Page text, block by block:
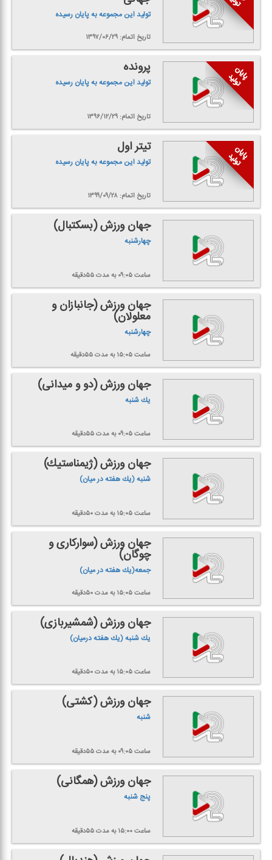
تولید این مجموعه به پایان رسیده
تاریخ اتمام: ۱۳۹۷/۰۶/۲۹
پرونده
تولید این مجموعه به پایان رسیده
تاریخ اتمام: ۱۳۹۶/۱۲/۲۹
تیتر اول
تولید این مجموعه به پایان رسیده
تاریخ اتمام: ۱۳۹۹/۰۹/۲۸
جهان ورزش (بسكتبال)
چهارشنبه
ساعت ۰۹:۰۵ به مدت ۵۵دقیقه
جهان ورزش (جانبازان و
معلولان)
چهارشنبه
ساعت ۱۵:۰۵ به مدت ۵۵دقیقه
جهان ورزش (دو و میدانی)
یك شنبه
ساعت ۰۹:۰۵ به مدت ۵۵دقیقه
جهان ورزش (ژیمناستیك)
شنبه (یك هفته در میان)
ساعت ۱۵:۰۵ به مدت ۵۰دقیقه
جهان ورزش (سواركاری و
چوگان)
جمعه(یك هفته در میان)
ساعت ۱۵:۰۵ به مدت ۵۰دقیقه
جهان ورزش (شمشیربازی)
یك شنبه (یك هفته درمیان)
ساعت ۱۵:۰۵ به مدت ۵۰دقیقه
جهان ورزش (كشتی)
شنبه
ساعت ۰۹:۰۵ به مدت ۵۵دقیقه
جهان ورزش (همگانی)
پنج شنبه
ساعت ۱۵:۰۰ به مدت ۵۵دقیقه